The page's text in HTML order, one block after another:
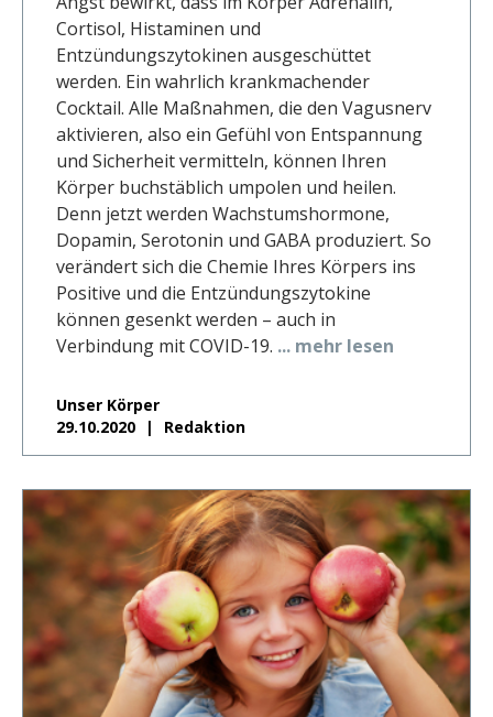
Cortisol, Histaminen und
Entzündungszytokinen ausgeschüttet
werden. Ein wahrlich krankmachender
Cocktail. Alle Maßnahmen, die den Vagusnerv
aktivieren, also ein Gefühl von Entspannung
und Sicherheit vermitteln, können Ihren
Körper buchstäblich umpolen und heilen.
Denn jetzt werden Wachstumshormone,
Dopamin, Serotonin und GABA produziert. So
verändert sich die Chemie Ihres Körpers ins
Positive und die Entzündungszytokine
können gesenkt werden – auch in
Verbindung mit COVID-19. ... mehr lesen
Unser Körper
29.10.2020
Redaktion